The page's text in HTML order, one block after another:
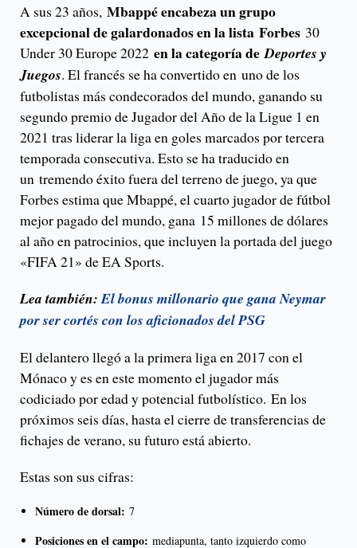
A sus 23 años, Mbappé encabeza un grupo
excepcional de galardonados en la lista Forbes 30
Under 30 Europe 2022 en la categoría deDeportes y
Juegos. El francés se ha convertido en uno de los
futbolistas más condecorados del mundo, ganando su
segundo premio de Jugador del Año de la Ligue 1 en
2021 tras liderar la liga en goles marcados por tercera
temporada consecutiva. Esto se ha traducido en
un tremendo éxito fuera del terreno de juego, ya que
Forbes estima que Mbappé, el cuarto jugador de fútbol
mejor pagado del mundo, gana 15 millones de dólares
al año en patrocinios, que incluyen la portada del juego
«FIFA 21» de EA Sports.
Lea también:El bonus millonario que gana Neymar
por ser cortés con los aficionados del PSG
El delantero llegó a la primera liga en 2017 con el
Mónaco y es en este momento el jugador más
codiciado por edad y potencial futbolístico. En los
próximos seis días, hasta el cierre de transferencias de
fichajes de verano, su futuro está abierto.
Estas son sus cifras:
Número de dorsal: 7
Posiciones en el campo: mediapunta, tanto izquierdo como